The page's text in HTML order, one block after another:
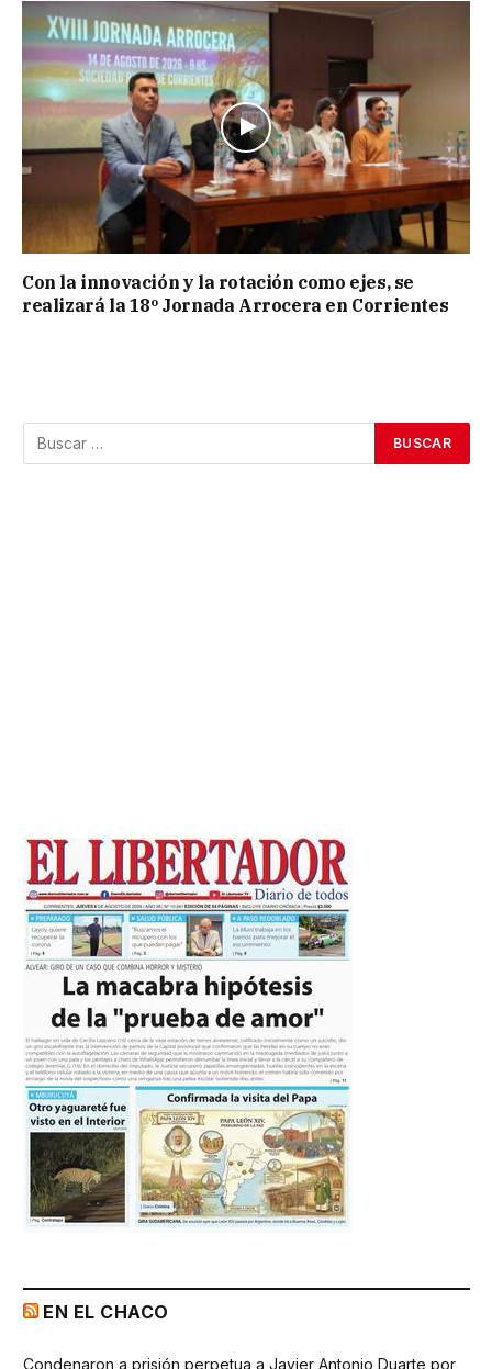
Con la innovación y la rotación como ejes, se
realizará la 18º Jornada Arrocera en Corrientes
EN EL CHACO
Condenaron a prisión perpetua a Javier Antonio Duarte por